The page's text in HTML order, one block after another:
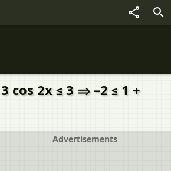
cos 2x ≤ 3 ⇒ –2 ≤ 1 +
Advertisements